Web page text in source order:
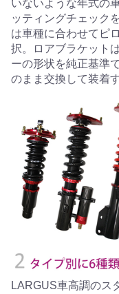
いないような年式の
ッティングチェック
は車種に合わせてピ
択。ロアブラケット
ーの形状を純正基準
のまま交換して装着
LARGUS車高調のス